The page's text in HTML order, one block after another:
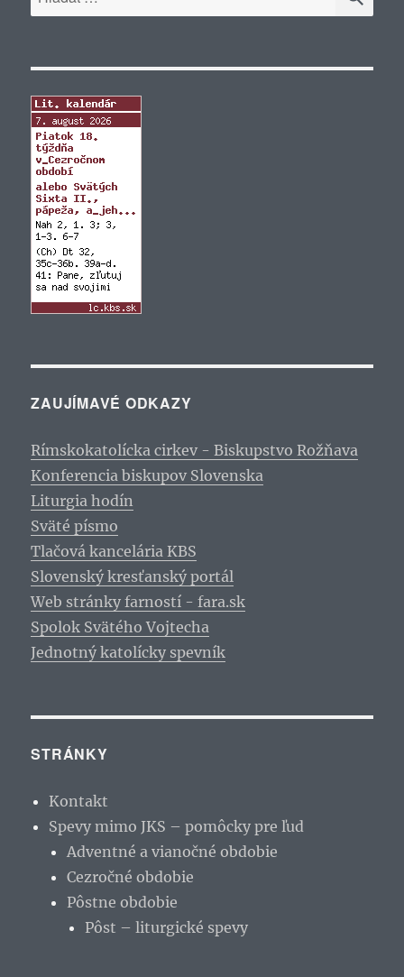
ZAUJÍMAVÉ ODKAZY
Rímskokatolícka cirkev - Biskupstvo Rožňava
Konferencia biskupov Slovenska
Liturgia hodín
Sväté písmo
Tlačová kancelária KBS
Slovenský kresťanský portál
Web stránky farností - fara.sk
Spolok Svätého Vojtecha
Jednotný katolícky spevník
STRÁNKY
Kontakt
Spevy mimo JKS – pomôcky pre ľud
Adventné a vianočné obdobie
Cezročné obdobie
Pôstne obdobie
Pôst – liturgické spevy